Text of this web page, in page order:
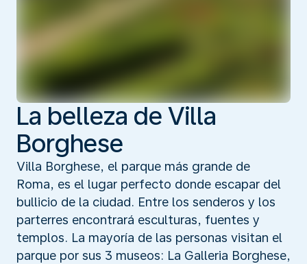
La belleza de Villa
Borghese
Villa Borghese, el parque más grande de
Roma, es el lugar perfecto donde escapar del
bullicio de la ciudad. Entre los senderos y los
parterres encontrará esculturas, fuentes y
templos. La mayoría de las personas visitan el
parque por sus 3 museos: La Galleria Borghese,